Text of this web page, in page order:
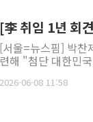
[李 취임 1년 회
[서울=뉴스핌] 박찬
련해 "첨단 대한민
2026-06-08 11:58